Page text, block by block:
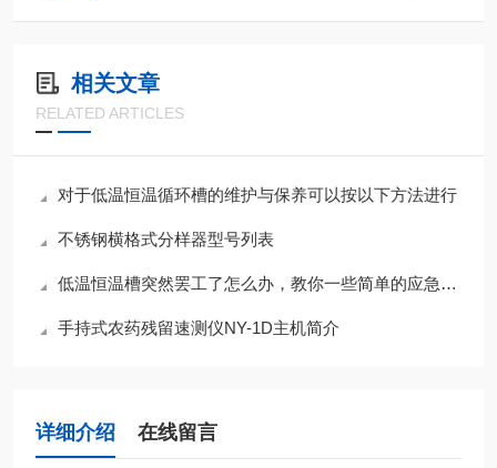
相关文章
RELATED ARTICLES
对于低温恒温循环槽的维护与保养可以按以下方法进行
不锈钢横格式分样器型号列表
低温恒温槽突然罢工了怎么办，教你一些简单的应急小知识
手持式农药残留速测仪NY-1D主机简介
详细介绍 在线留言